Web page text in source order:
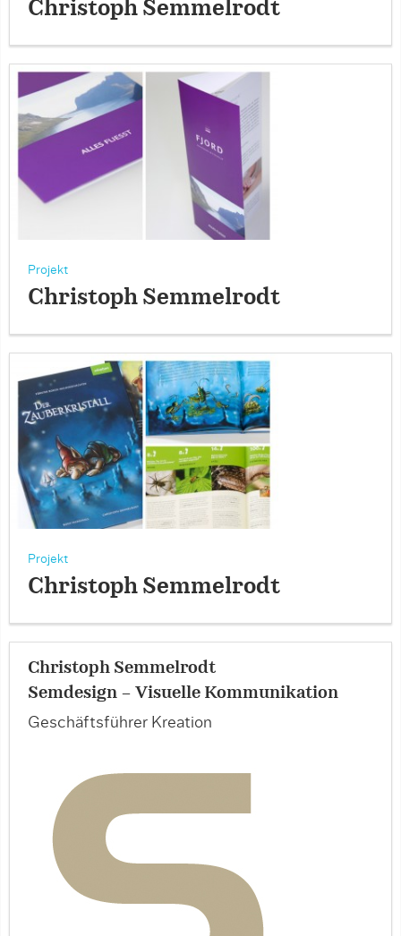
Christoph Semmelrodt
Projekt
Christoph Semmelrodt
Projekt
Christoph Semmelrodt
Christoph Semmelrodt
Semdesign - Visuelle Kommunikation
Geschäftsführer Kreation